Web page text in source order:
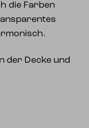
die Farben
der Decke und